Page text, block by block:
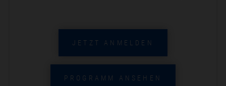
JETZT ANMELDEN
PROGRAMM ANSEHEN